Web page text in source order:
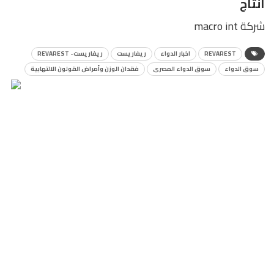
شركة macro int
REVAREST اخبار الدواء ريفاريست
ريفاريست- REVAREST
سوق الدواء
سوق الدواء المصرى فقدان الوزن وأمراض القولون الالتهابية